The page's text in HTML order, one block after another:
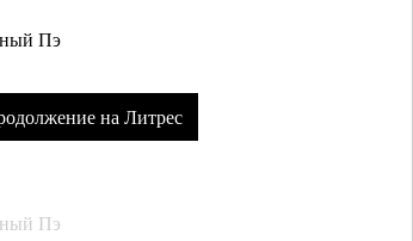
Пэ
на Литрес
Пэ